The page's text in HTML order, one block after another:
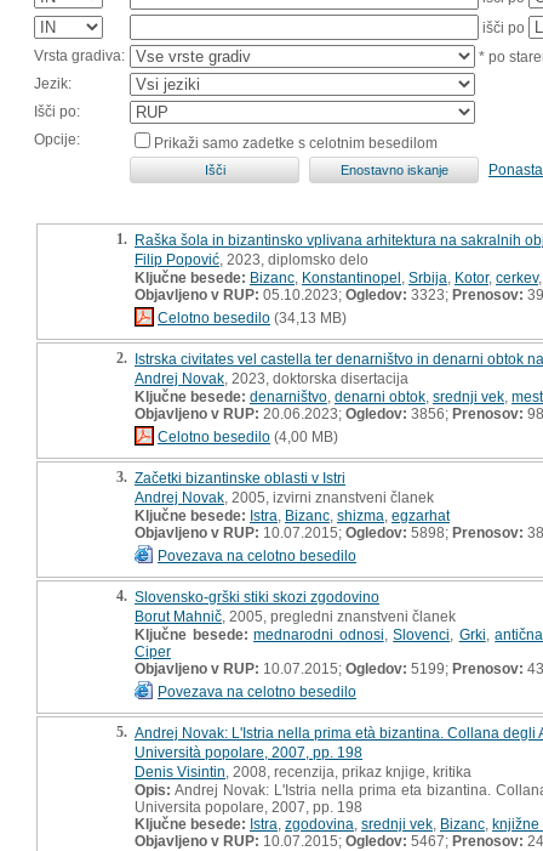
išči po
Vrsta gradiva:
* po
Jezik:
Išči po:
Opcije:
Prikaži samo zadetke s celotnim besedilom
1. Raška šola in bizantinsko vplivana arhitektura na sakralnih
Filip Popović , 2023, diplomsko delo
Ključne besede: Bizanc Konstantinopel Srbija Kotor, cerkev
Objavljeno v RUP: 05.10.2023; Ogledov: 3323; Prenosov: 39
Celotno besedilo (34,13 MB)
2. Istrska civitates vel castella ter denarništvo in denarni obtok
Andrej Novak , 2023, doktorska disertacija
Ključne besede: denarništvo denarni obtok srednji vek
Objavljeno v RUP: 20.06.2023; Ogledov: 3856; Prenosov: 98
Celotno besedilo (4,00 MB)
3. Začetki bizantinske oblasti v Istri
Andrej Novak , 2005, izvirni znanstveni članek
Ključne besede: Istra Bizanc shizma egzarhat
Objavljeno v RUP: 10.07.2015; Ogledov: 5898; Prenosov: 38
Povezava na celotno besedilo
4. Slovensko-grški stiki skozi zgodovino
Borut Mahnič , 2005, pregledni znanstveni članek
Ključne besede: mednarodni odnosi ,Slovenci Grki ,
Ciper
Objavljeno v RUP: 10.07.2015; Ogledov: 5199; Prenosov: 43
Povezava na celotno besedilo
5. Andrej Novak: L'Istria nella prima età bizantina. Collana
Università popolare, 2007, pp. 198
Denis Visintin , 2008, recenzija, prikaz knjige, kritika
Opis: Andrej Novak: L'Istria nella prima eta bizantina.
Universita popolare, 2007, pp. 198
Ključne besede: Istra zgodovina srednji vek Bizanc knjižne
Objavljeno v RUP: 10.07.2015; Ogledov: 5467; Prenosov: 24